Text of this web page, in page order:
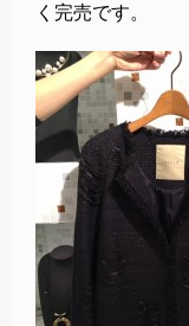
く完売です。